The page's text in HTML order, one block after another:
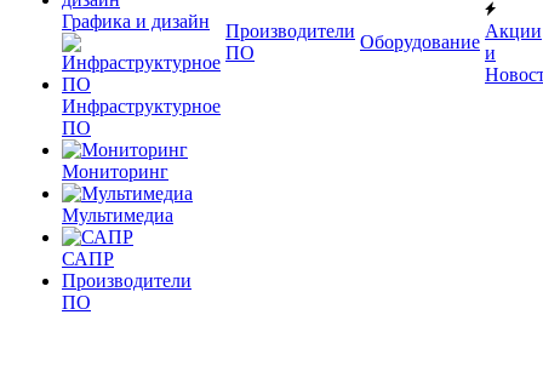
Графика и дизайн
Инфраструктурное
ПО
Мониторинг
Мультимедиа
САПР
Производители
ПО
Производители
ПО
Оборудование
Акции
и